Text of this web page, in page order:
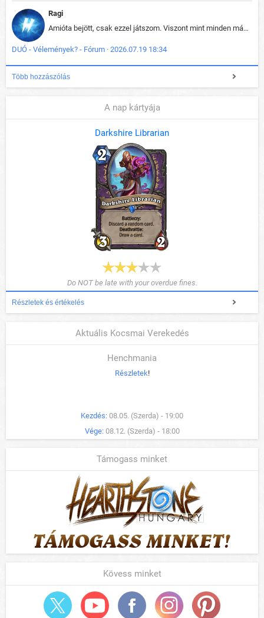
Ragi
Amióta bejött, csak ezzel játszom. Viszont mint minden más - akár az alapjáték is, ez is baromira összetett lett. Néha már pár kör után is esélytelen az egész. Vagy irreállisan túltápol valaki, vagy lelép a partner, vagy csak hülye mint a segg. És amikor eljönne az én időm, na akkor jön el mindenki másé is. Engem jobban érdekelne, hogy ki milyen ratingen szokott játszani. Na ez lenne egy érdekes adat.
DUÓ - Vélemények? - Fórum · 2026.07.19 18:34
Több hozzászólás
A nap kártyája
Darkshire Librarian
Do NOT be late with your overdue fines.
Részletek és értékelés
Aktuális Kocsmai Verekedés
Henchmania
Részletek!
Kezdés: 08.05. (Szerda) - 19:00
Vége: 08.12. (Szerda) - 18:00
Támogass minket
Kövess minket